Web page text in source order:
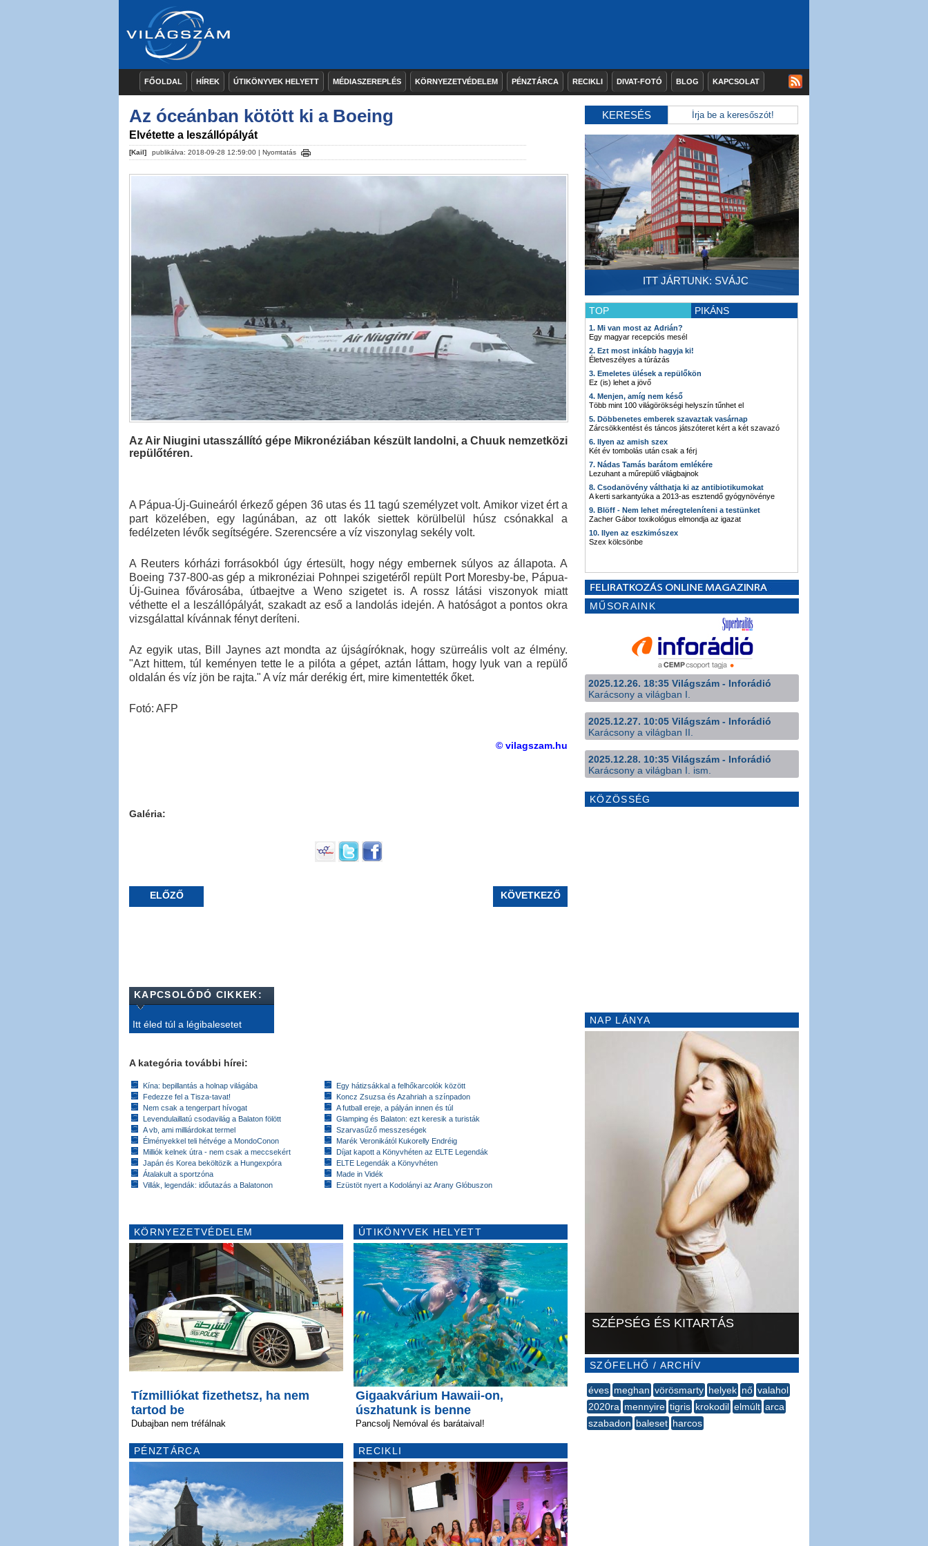
FŐOLDAL HÍREK ÚTIKÖNYVEK HELYETT MÉDIASZEREPLÉS KÖRNYEZETVÉDELEM PÉNZTÁRCA RECIKLI DIVAT-FOTÓ BLOG KAPCSOLAT
Az óceánban kötött ki a Boeing
Elvétette a leszállópályát
[Kail] publikálva: 2018-09-28 12:59:00 | Nyomtatás
Az Air Niugini utasszállító gépe Mikronéziában készült landolni, a Chuuk nemzetközi
repülőtéren.
A Pápua-Új-Guineáról érkező gépen 36 utas és 11 tagú személyzet volt. Amikor vizet ért a
part közelében, egy lagúnában, az ott lakók siettek körülbelül húsz csónakkal a
fedélzeten lévők segítségére. Szerencsére a víz viszonylag sekély volt.
A Reuters kórházi forrásokból úgy értesült, hogy négy embernek súlyos az állapota. A
Boeing 737-800-as gép a mikronéziai Pohnpei szigetéről repült Port Moresby-be, Pápua-
Új-Guinea fővárosába, útbaejtve a Weno szigetet is. A rossz látási viszonyok miatt
véthette el a leszállópályát, szakadt az eső a landolás idején. A hatóságot a pontos okra
vizsgálattal kívánnak fényt deríteni.
Az egyik utas, Bill Jaynes azt mondta az újságíróknak, hogy szürreális volt az élmény.
"Azt hittem, túl keményen tette le a pilóta a gépet, aztán láttam, hogy lyuk van a repülő
oldalán és víz jön be rajta." A víz már derékig ért, mire kimentették őket.
Fotó: AFP
© vilagszam.hu
Galéria:
ELŐZŐ KÖVETKEZŐ
KAPCSOLÓDÓ CIKKEK:
Itt éled túl a légibalesetet
A kategória további hírei:
Kína: bepillantás a holnap világába
Fedezze fel a Tisza-tavat!
Nem csak a tengerpart hívogat
Levendulaillatú csodavilág a Balaton fölött
A vb, ami milliárdokat termel
Élményekkel teli hétvége a MondoConon
Milliók kelnek útra - nem csak a meccsekért
Japán és Korea beköltözik a Hungexpóra
Átalakult a sportzóna
Villák, legendák: időutazás a Balatonon
Egy hátizsákkal a felhőkarcolók között
Koncz Zsuzsa és Azahriah a színpadon
A futball ereje, a pályán innen és túl
Glamping és Balaton: ezt keresik a turisták
Szarvasűző messzeségek
Marék Veronikától Kukorelly Endréig
Díjat kapott a Könyvhéten az ELTE Legendák
ELTE Legendák a Könyvhéten
Made in Vidék
Ezüstöt nyert a Kodolányi az Arany Glóbuszon
KÖRNYEZETVÉDELEM
Tízmilliókat fizethetsz, ha nem
tartod be
Dubajban nem tréfálnak
PÉNZTÁRCA
ÚTIKÖNYVEK HELYETT
Gigaakvárium Hawaii-on,
úszhatunk is benne
Pancsolj Nemóval és barátaival!
RECIKLI
KERESÉS
ITT JÁRTUNK: SVÁJC
TOP PIKÁNS
1. Mi van most az Adrián?
Egy magyar recepciós mesél
2. Ezt most inkább hagyja ki!
Életveszélyes a túrázás
3. Emeletes ülések a repülőkön
Ez (is) lehet a jövő
4. Menjen, amíg nem késő
Több mint 100 világörökségi helyszín tűnhet el
5. Döbbenetes emberek szavaztak vasárnap
Zárcsökkentést és táncos játszóteret kért a két szavazó
6. Ilyen az amish szex
Két év tombolás után csak a férj
7. Nádas Tamás barátom emlékére
Lezuhant a műrepülő világbajnok
8. Csodanövény válthatja ki az antibiotikumokat
A kerti sarkantyúka a 2013-as esztendő gyógynövénye
9. Blöff - Nem lehet méregteleníteni a testünket
Zacher Gábor toxikológus elmondja az igazat
10. Ilyen az eszkimószex
Szex kölcsönbe
MŰSORAINK
2025.12.26. 18:35 Világszám - Inforádió
Karácsony a világban I.
2025.12.27. 10:05 Világszám - Inforádió
Karácsony a világban II.
2025.12.28. 10:35 Világszám - Inforádió
Karácsony a világban I. ism.
KÖZÖSSÉG
NAP LÁNYA
SZÉPSÉG ÉS KITARTÁS
SZÓFELHŐ / ARCHÍV
éves meghan vörösmarty helyek nő valahol
2020ra mennyire tigris krokodil elmúlt arca
szabadon baleset harcos